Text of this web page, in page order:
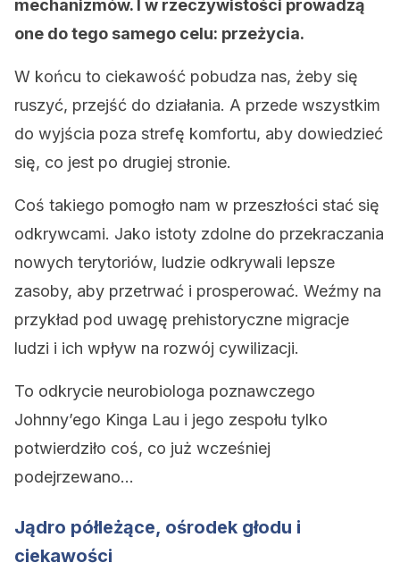
mechanizmów. I w rzeczywistości prowadzą
one do tego samego celu: przeżycia.
W końcu to ciekawość pobudza nas, żeby się
ruszyć, przejść do działania. A przede wszystkim
do wyjścia poza strefę komfortu, aby dowiedzieć
się, co jest po drugiej stronie.
Coś takiego pomogło nam w przeszłości stać się
odkrywcami. Jako istoty zdolne do przekraczania
nowych terytoriów, ludzie odkrywali lepsze
zasoby, aby przetrwać i prosperować. Weźmy na
przykład pod uwagę prehistoryczne migracje
ludzi i ich wpływ na rozwój cywilizacji.
To odkrycie neurobiologa poznawczego
Johnny’ego Kinga Lau i jego zespołu tylko
potwierdziło coś, co już wcześniej
podejrzewano…
Jądro półleżące, ośrodek głodu i
ciekawości